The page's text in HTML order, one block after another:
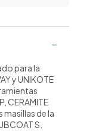
para la
y UNIKOTE
CERAMITE
masillas de la
S.